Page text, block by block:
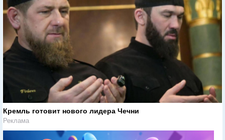
Кремль готовит нового лидера Чечни
Реклама